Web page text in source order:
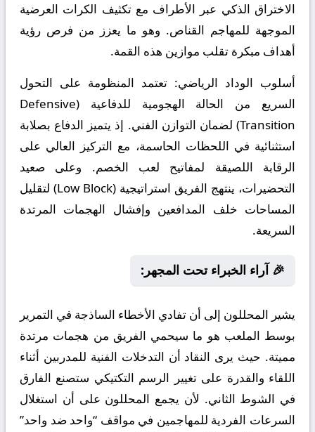
الاختراق الذكي عبر الأطراف مع تكثيف الكرات العرضية
الموجهة للمهاجم القناص. وهو ما يعزز من فرص رؤية
أهداف مبكرة تقلب موازين هذه القمة.
أسلوب الوداد الرياضي: تعتمد المنظومة على التحول
السريع من الحالة الهجومية للدفاعية (Defensive
Transition) لضمان التوازن الفني. إذ يتميز الدفاع بصلابة
استثنائية في اللحظات الحاسمة، مع التركيز العالي على
الرقابة اللصيقة لمفاتيح لعب الخصم. وعلى صعيد
التحضيرات، ينتهج الفريق استراتيجية (Low Block) لتقليل
المساحات خلف المدافعين وإفشال الهجمات المرتدة
السريعة.
🎉 آراء الخبراء تحت المجهر:
يشير المحللون إلى أن تفادي الأخطاء الساذجة في التمرير
بوسط الملعب هو ما سيحمي الفريق من هجمات مرتدة
مميتة. حيث يرى النقاد أن التدخلات الفنية للمدربين أثناء
اللقاء والقدرة على تغيير الرسم التكتيكي ستصنع الفارق
في الشوط الثاني. لأن يجمع المحللون على أن استغلال
السرعات الفردية للمهاجمين في مواقف “واحد ضد واحد”